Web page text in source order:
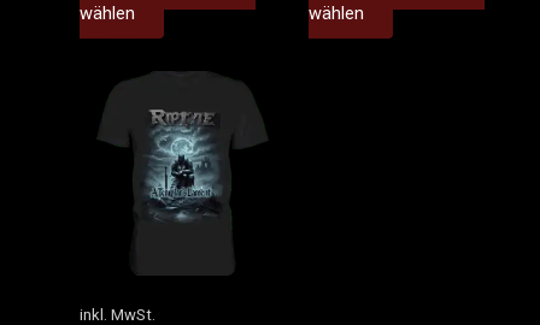
wählen
wählen
inkl. MwSt.
Produkt
weist
mehrere
Varianten
auf.